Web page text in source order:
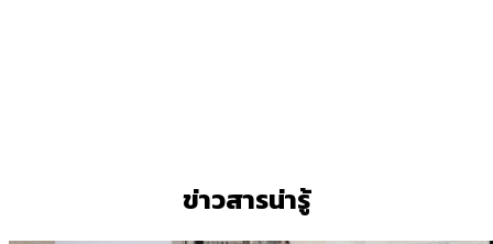
ข่าวสารน่ารู้